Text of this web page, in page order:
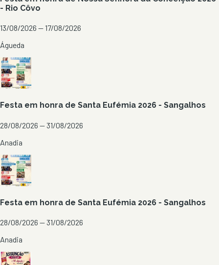
- Rio Côvo
13/08/2026 — 17/08/2026
Águeda
Festa em honra de Santa Eufémia 2026 - Sangalhos
28/08/2026 — 31/08/2026
Anadia
Festa em honra de Santa Eufémia 2026 - Sangalhos
28/08/2026 — 31/08/2026
Anadia